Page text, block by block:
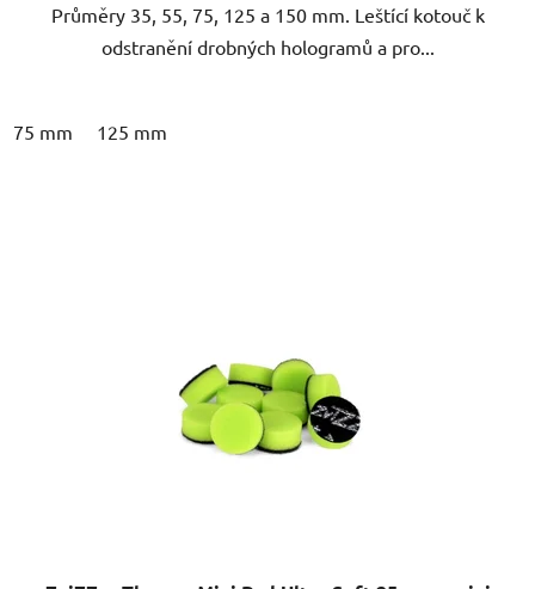
Průměry 35, 55, 75, 125 a 150 mm. Leštící kotouč k
odstranění drobných hologramů a pro...
75 mm 125 mm